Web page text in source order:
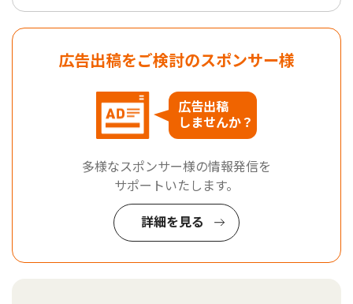
広告出稿をご検討のスポンサー様
広告出稿
しませんか？
多様なスポンサー様の情報発信を
サポートいたします。
詳細を見る